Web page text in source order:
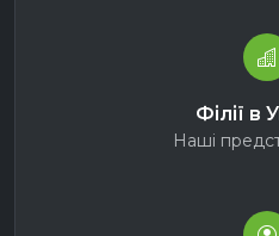
Філії в
Наші